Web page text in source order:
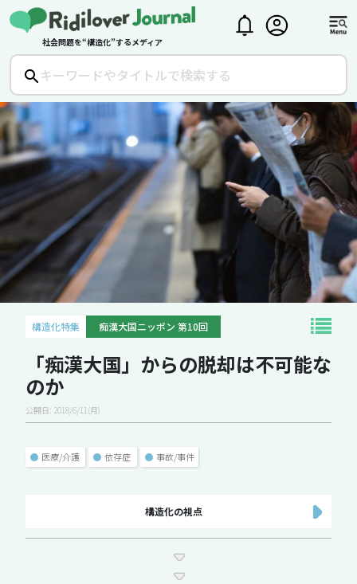
社会問題を“構造化”するメディア
構造化特集 痴漢大国ニッポン 第10回
「痴漢大国」からの脱却は不可能な
のか
公開日: 2018/6/11(月)
● 医療/介護 ● 依存症 ● 事故/事件
構造化の視点